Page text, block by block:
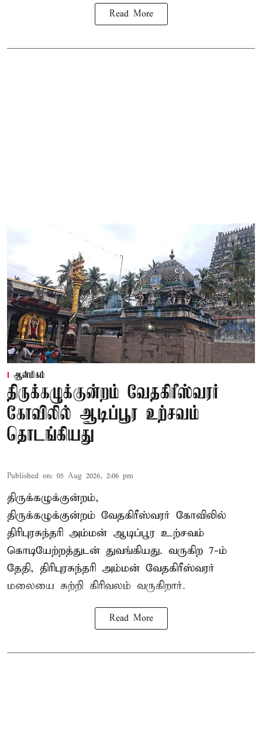
Read More
ஆன்மிகம்
திருக்கழுக்குன்றம் வேதகிரீஸ்வரர்
கோவிலில் ஆடிப்பூர உற்சவம்
தொடங்கியது
Published on: 05 Aug 2026, 2:06 pm
திருக்கழுக்குன்றம்,
திருக்கழுக்குன்றம் வேதகிரீஸ்வரர் கோவிலில்
திரிபுரசுந்தரி அம்மன் ஆடிப்பூர உற்சவம்
கொடியேற்றத்துடன் துவங்கியது. வருகிற 7-ம்
தேதி, திரிபுரசுந்தரி அம்மன் வேதகிரீஸ்வரர்
மலையை சுற்றி கிரிவலம் வருகிறார்.
Read More